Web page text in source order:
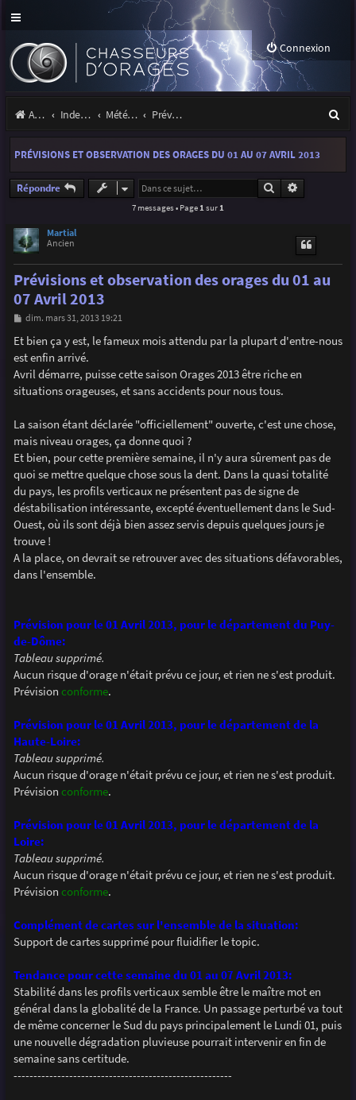
Connexion
Accueil Index du forum Météo et climatologie des orages Prévisions et suivis des orages
e
PRÉVISIONS ET OBSERVATION DES ORAGES DU 01 AU 07 AVRIL 2013
Répondre Rechercher
7 messages • Page 1 sur 1
Martial
Ancien
Prévisions et observation des orages du 01 au
07 Avril 2013
M
s
s
a
e
dim. mars 31, 2013 19:21
Et bien ça y est, le fameux mois attendu par la plupart d'entre-nous
est enfin arrivé.
Avril démarre, puisse cette saison Orages 2013 être riche en
situations orageuses, et sans accidents pour nous tous.
La saison étant déclarée "officiellement" ouverte, c'est une chose,
mais niveau orages, ça donne quoi ?
Et bien, pour cette première semaine, il n'y aura sûrement pas de
quoi se mettre quelque chose sous la dent. Dans la quasi totalité
du pays, les profils verticaux ne présentent pas de signe de
déstabilisation intéressante, excepté éventuellement dans le Sud-
Ouest, où ils sont déjà bien assez servis depuis quelques jours je
trouve !
A la place, on devrait se retrouver avec des situations défavorables,
dans l'ensemble.
Prévision pour le 01 Avril 2013, pour le département du Puy-
de-Dôme:
Tableau supprimé.
Aucun risque d'orage n'était prévu ce jour, et rien ne s'est produit.
Prévision conforme.
Prévision pour le 01 Avril 2013, pour le département de la
Haute-Loire:
Tableau supprimé.
Aucun risque d'orage n'était prévu ce jour, et rien ne s'est produit.
Prévision conforme.
Prévision pour le 01 Avril 2013, pour le département de la
Loire:
Tableau supprimé.
Aucun risque d'orage n'était prévu ce jour, et rien ne s'est produit.
Prévision conforme.
Complément de cartes sur l'ensemble de la situation:
Support de cartes supprimé pour fluidifier le topic.
Tendance pour cette semaine du 01 au 07 Avril 2013:
Stabilité dans les profils verticaux semble être le maître mot en
général dans la globalité de la France. Un passage perturbé va tout
de même concerner le Sud du pays principalement le Lundi 01, puis
une nouvelle dégradation pluvieuse pourrait intervenir en fin de
semaine sans certitude.
-------------------------------------------------------